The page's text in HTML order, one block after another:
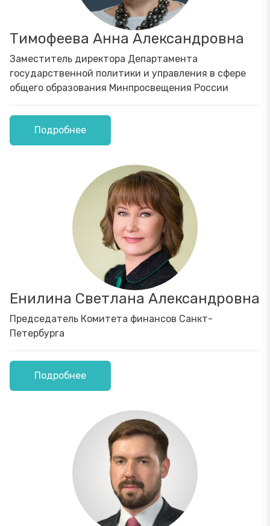
Тимофеева Анна Александровна
Заместитель директора Департамента
государственной политики и управления в сфере
общего образования Минпросвещения России
Подробнее
Енилина Светлана Александровна
Председатель Комитета финансов Санкт-
Петербурга
Подробнее